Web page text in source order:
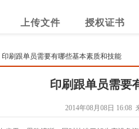
上传文件 授权证书
印刷跟单员需要有哪些基本素质和技能
印刷跟单员需要
2014年08月08日 16:08